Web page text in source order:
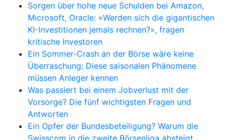
Sorgen über hohe neue Schulden bei Amazon,
Microsoft, Oracle: «Werden sich die gigantischen
KI-Investitionen jemals rechnen?», fragen
kritische Investoren
Ein Sommer-Crash an der Börse wäre keine
Überraschung: Diese saisonalen Phänomene
müssen Anleger kennen
Was passiert bei einem Jobverlust mit der
Vorsorge? Die fünf wichtigsten Fragen und
Antworten
Ein Opfer der Bundesbeteiligung? Warum die